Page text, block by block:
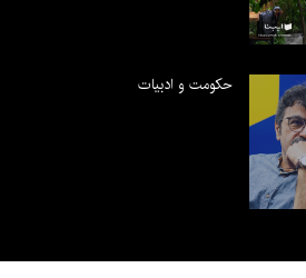
حکومت و ادبیات